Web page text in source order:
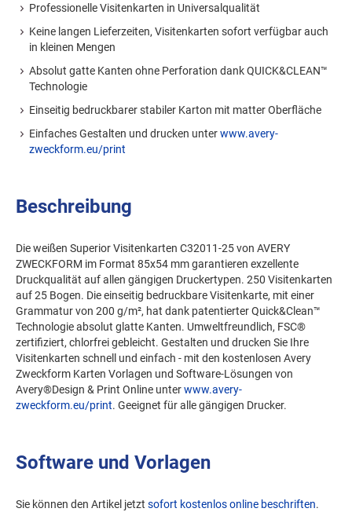
Professionelle Visitenkarten in Universalqualität
Keine langen Lieferzeiten, Visitenkarten sofort verfügbar auch
in kleinen Mengen
Absolut gatte Kanten ohne Perforation dank QUICK&CLEAN™
Technologie
Einseitig bedruckbarer stabiler Karton mit matter Oberfläche
Einfaches Gestalten und drucken unterwww.avery-
zweckform.eu/print
Beschreibung
Die weißen Superior Visitenkarten C32011-25 von AVERY
ZWECKFORM im Format 85x54 mm garantieren exzellente
Druckqualität auf allen gängigen Druckertypen. 250 Visitenkarten
auf 25 Bogen. Die einseitig bedruckbare Visitenkarte, mit einer
Grammatur von 200 g/m², hat dank patentierter Quick&Clean™
Technologie absolut glatte Kanten. Umweltfreundlich, FSC®
zertifiziert, chlorfrei gebleicht. Gestalten und drucken Sie Ihre
Visitenkarten schnell und einfach - mit den kostenlosen Avery
Zweckform Karten Vorlagen und Software-Lösungen von
Avery®Design & Print Online unterwww.avery-
zweckform.eu/print. Geeignet für alle gängigen Drucker.
Software und Vorlagen
Sie können den Artikel jetzt sofort kostenlos online beschriften.